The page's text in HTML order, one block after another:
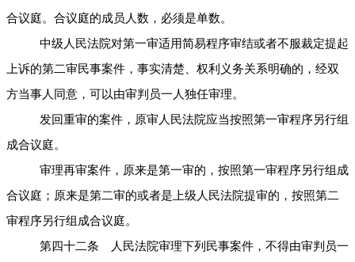
合议庭。合议庭的成员人数，必须是单数。
中级人民法院对第一审适用简易程序审结或者不服裁定提起
上诉的第二审民事案件，事实清楚、权利义务关系明确的，经双
方当事人同意，可以由审判员一人独任审理。
发回重审的案件，原审人民法院应当按照第一审程序另行组
成合议庭。
审理再审案件，原来是第一审的，按照第一审程序另行组成
合议庭；原来是第二审的或者是上级人民法院提审的，按照第二
审程序另行组成合议庭。
第四十二条 人民法院审理下列民事案件，不得由审判员一